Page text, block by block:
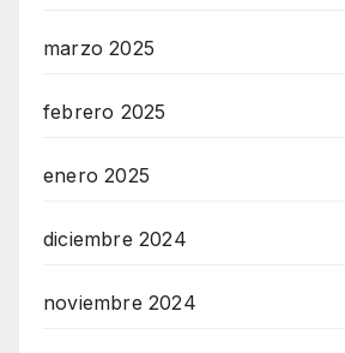
marzo 2025
febrero 2025
enero 2025
diciembre 2024
noviembre 2024